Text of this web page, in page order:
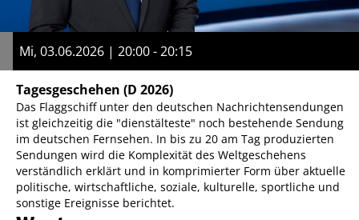
Mi, 03.06.2026 | 20:00 - 20:15
Tagesgeschehen (D 2026)
Das Flaggschiff unter den deutschen Nachrichtensendungen
ist gleichzeitig die "dienstälteste" noch bestehende Sendung
im deutschen Fernsehen. In bis zu 20 am Tag produzierten
Sendungen wird die Komplexität des Weltgeschehens
verständlich erklärt und in komprimierter Form über aktuelle
politische, wirtschaftliche, soziale, kulturelle, sportliche und
sonstige Ereignisse berichtet.